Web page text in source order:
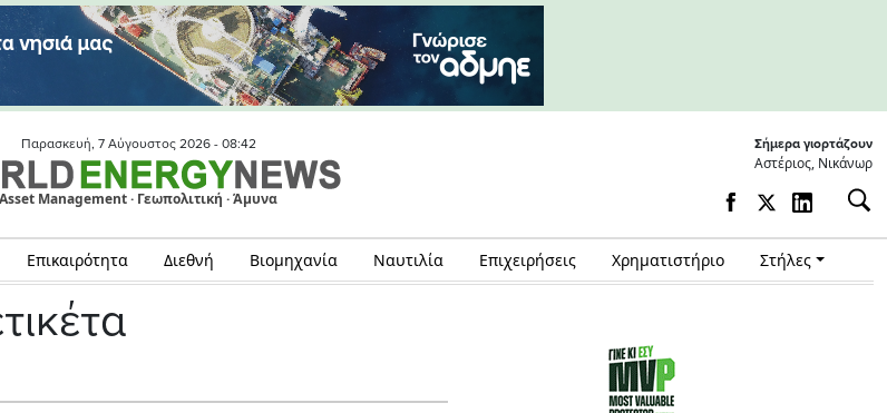
Παρασκευή, 7 Αύγουστος 2026 - 08:42
Asset Management · Γεωπολιτική · Άμυνα
Σήμερα γιορτάζουν
Αστέριος, Νικάνωρ
Επικαιρότητα Διεθνή Βιομηχανία Ναυτιλία Επιχειρήσεις Χρηματιστήριο Στήλες